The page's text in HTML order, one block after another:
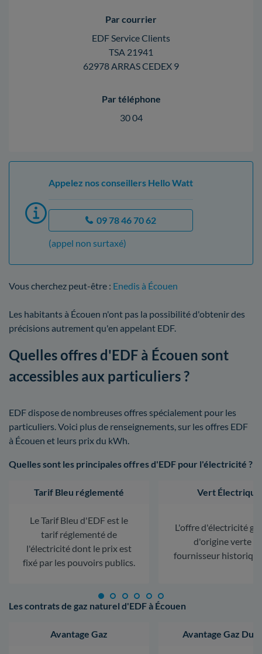
Par courrier
EDF Service Clients
TSA 21941
62978 ARRAS CEDEX 9
Par téléphone
30 04
Appelez nos conseillers Hello Watt
09 78 46 70 62
(appel non surtaxé)
Vous cherchez peut-être : Enedis à Écouen
Les habitants à Écouen n'ont pas la possibilité d'obtenir des
précisions autrement qu'en appelant EDF.
Quelles offres d'EDF à Écouen sont
accessibles aux particuliers ?
EDF dispose de nombreuses offres spécialement pour les
particuliers. Voici plus de renseignements, sur les offres EDF
à Écouen et leurs prix du kWh.
Quelles sont les principales offres d'EDF pour l'électricité ?
Tarif Bleu réglementé
Le Tarif Bleu d'EDF est le
tarif réglementé de
l'électricité dont le prix est
fixé par les pouvoirs publics.
Vert Électrique
L'offre d'électricité
d'origine verte
fournisseur
Les contrats de gaz naturel d'EDF à Écouen
Avantage Gaz Avantage Gaz